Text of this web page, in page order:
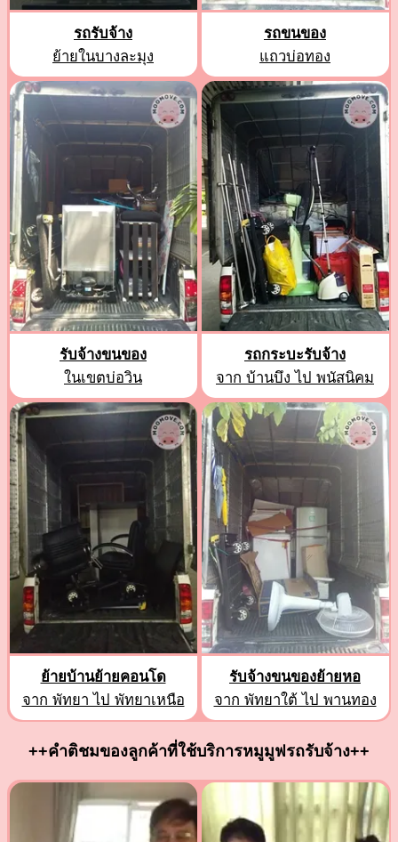
รถรับจ้าง
ย้ายในบางละมุง
รถขนของ
แถวบ่อทอง
รับจ้างขนของ
ในเขตบ่อวิน
รถกระบะรับจ้าง
จาก บ้านบึง ไป พนัสนิคม
ย้ายบ้านย้ายคอนโด
จาก พัทยา ไป พัทยาเหนือ
รับจ้างขนของย้ายหอ
จาก พัทยาใต้ ไป พานทอง
++คำติชมของลูกค้าที่ใช้บริการหมูมูฟรถรับจ้าง++